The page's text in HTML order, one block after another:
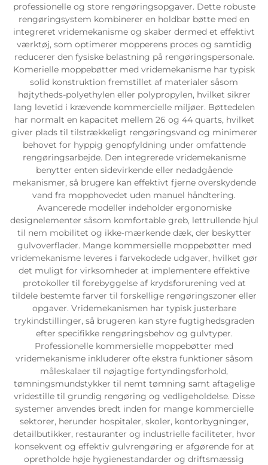
professionelle og store rengøringsopgaver. Dette robuste
rengøringsystem kombinerer en holdbar bøtte med en
integreret vridemekanisme og skaber dermed et effektivt
værktøj, som optimerer mopperens proces og samtidig
reducerer den fysiske belastning på rengøringspersonale.
Komerielle moppebøtter med vridemekanisme har typisk
solid konstruktion fremstillet af materialer såsom
højtytheds-polyethylen eller polypropylen, hvilket sikrer
lang levetid i krævende kommercielle miljøer. Bøttedelen
har normalt en kapacitet mellem 26 og 44 quarts, hvilket
giver plads til tilstrækkeligt rengøringsvand og minimerer
behovet for hyppig genopfyldning under omfattende
rengøringsarbejde. Den integrerede vridemekanisme
benytter enten sidevirkende eller nedadgående
mekanismer, så brugere kan effektivt fjerne overskydende
vand fra mopphovedet uden manuel håndtering.
Avancerede modeller indeholder ergonomiske
designelementer såsom komfortable greb, lettrullende hjul
til nem mobilitet og ikke-mærkende dæk, der beskytter
gulvoverflader. Mange kommersielle moppebøtter med
vridemekanisme leveres i farvekodede udgaver, hvilket gør
det muligt for virksomheder at implementere effektive
protokoller til forebyggelse af krydsforurening ved at
tildele bestemte farver til forskellige rengøringszoner eller
opgaver. Vridemekanismen har typisk justerbare
trykindstillinger, så brugeren kan styre fugtighedsgraden
efter specifikke rengøringsbehov og gulvtyper.
Professionelle kommersielle moppebøtter med
vridemekanisme inkluderer ofte ekstra funktioner såsom
måleskalaer til nøjagtige fortyndingsforhold,
tømningsmundstykker til nemt tømning samt aftagelige
vridestille til grundig rengøring og vedligeholdelse. Disse
systemer anvendes bredt inden for mange kommercielle
sektorer, herunder hospitaler, skoler, kontorbygninger,
detailbutikker, restauranter og industrielle faciliteter, hvor
konsekvent og effektiv gulvrengøring er afgørende for at
opretholde høje hygienestandarder og driftsmæssig